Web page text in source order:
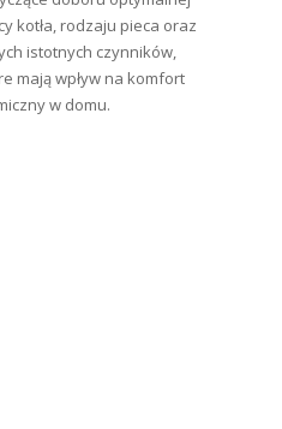
kotła, rodzaju pieca oraz
istotnych czynników,
mają wpływ na komfort
w domu.